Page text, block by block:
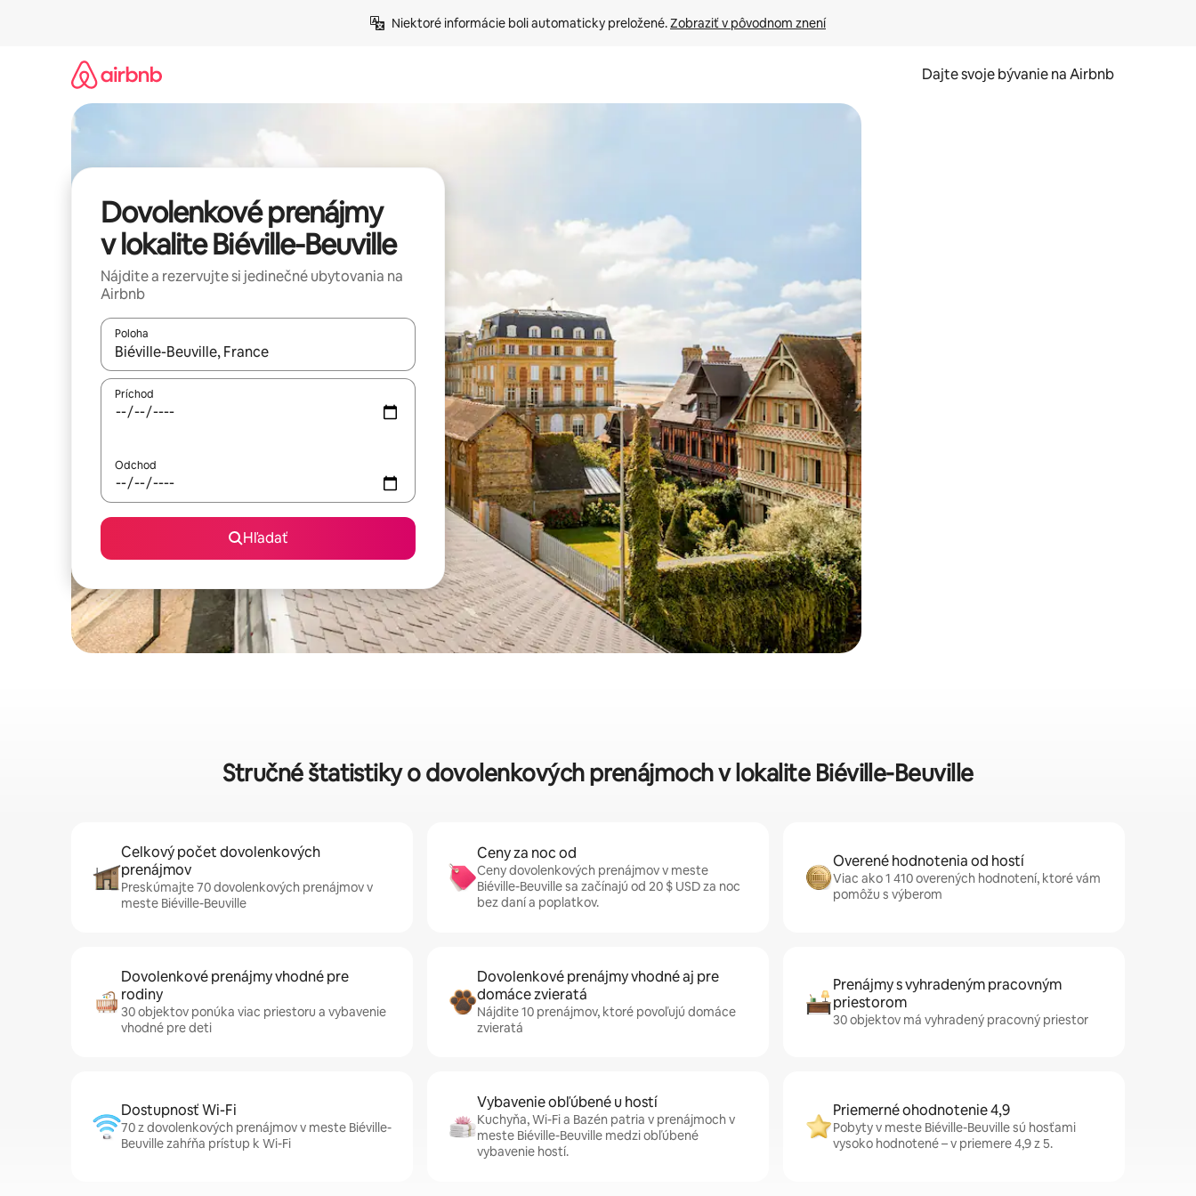
Niektoré informácie boli automaticky preložené. Zobraziť v pôvodnom znení
Dajte svoje bývanie na Airbnb
Dovolenkové prenájmy
v lokalite Biéville-Beuville
Nájdite a rezervujte si jedinečné ubytovania na
Airbnb
Poloha
Keď budú výsledky k dispozícii, môžete si ich prechádzať pomocou klávesov so šípkami nahor a nadol alebo ich preskúmať pomocou dotykových gest či potiahnutia prstom.
Príchod
Odchod
Hľadať
Stručné štatistiky o dovolenkových prenájmoch v lokalite Biéville-Beuville
Celkový počet dovolenkových
prenájmov
Preskúmajte 70 dovolenkových prenájmov v
meste Biéville-Beuville
Ceny za noc od
Ceny dovolenkových prenájmov v meste
Biéville-Beuville sa začínajú od 20 $ USD za noc
bez daní a poplatkov.
Overené hodnotenia od hostí
Viac ako 1 410 overených hodnotení, ktoré vám
pomôžu s výberom
Dovolenkové prenájmy vhodné pre
rodiny
30 objektov ponúka viac priestoru a vybavenie
vhodné pre deti
Dovolenkové prenájmy vhodné aj pre
domáce zvieratá
Nájdite 10 prenájmov, ktoré povoľujú domáce
zvieratá
Prenájmy s vyhradeným pracovným
priestorom
30 objektov má vyhradený pracovný priestor
Dostupnosť Wi-Fi
70 z dovolenkových prenájmov v meste Biéville-
Beuville zahŕňa prístup k Wi-Fi
Vybavenie obľúbené u hostí
Kuchyňa, Wi-Fi a Bazén patria v prenájmoch v
meste Biéville-Beuville medzi obľúbené
vybavenie hostí.
Priemerné ohodnotenie 4,9
Pobyty v meste Biéville-Beuville sú hosťami
vysoko hodnotené – v priemere 4,9 z 5.